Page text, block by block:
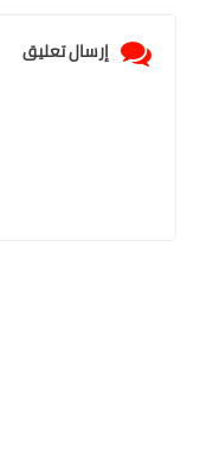
إرسال تعليق